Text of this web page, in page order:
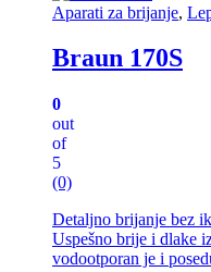
Aparati za brijanje,
Braun 170S
0
out
of
5
(0)
Detaljno brijanje bez
Uspešno brije i dlake
vodootporan je i